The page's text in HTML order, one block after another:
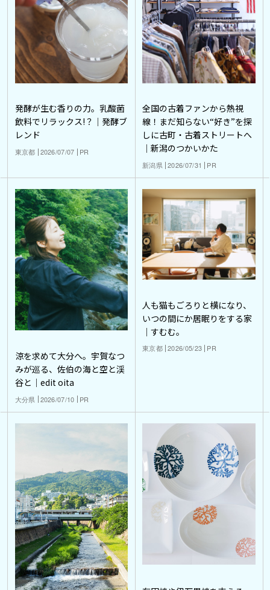
発酵が生む香りの力。乳酸菌
飲料でリラックス!？｜発酵ブ
レンド
東京都 2026/07/07 PR
全国の古着ファンから熱視
線！まだ知らない“好き”を探
しに古町・古着ストリートへ
｜新潟のつかいかた
新潟県 2026/07/31 PR
涼を求めて大分へ。宇賀なつ
みが巡る、佐伯の海と空と渓
谷と｜edit oita
大分県 2026/07/10 PR
人も猫もごろりと横になり、
いつの間にか居眠りをする家
｜すむむ。
東京都 2026/05/23 PR